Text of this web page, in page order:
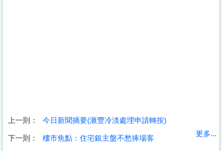
收
上一則： 今日新聞摘要(滙豐冷淡處理申請轉按)
下一則： 樓市焦點：住宅銀主盤不愁捧場客
更多...